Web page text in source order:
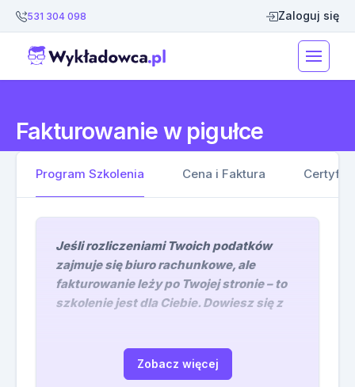
531 304 098 Zaloguj się
Fakturowanie w pigułce
Program Szkolenia Cena i Faktura
Jeśli rozliczeniami Twoich podatków
zajmuje się biuro rachunkowe, ale
fakturowanie leży po Twojej stronie – to
szkolenie jest dla Ciebie. Dowiesz się z
wystawiona; gdzie szukać informacji nt
faktur; jak naprawić błędy na fakturach i
Zobacz więcej